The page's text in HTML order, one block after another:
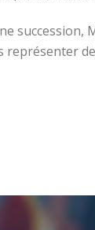
succession,
représenter